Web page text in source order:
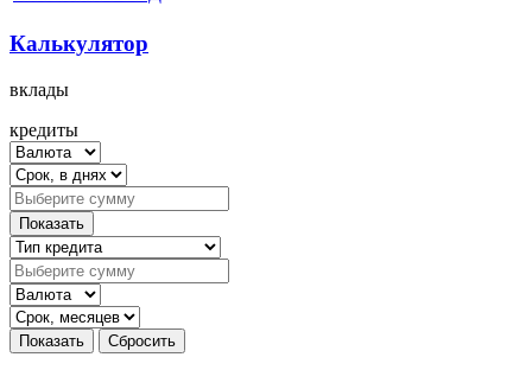
Калькулятор
вклады
кредиты